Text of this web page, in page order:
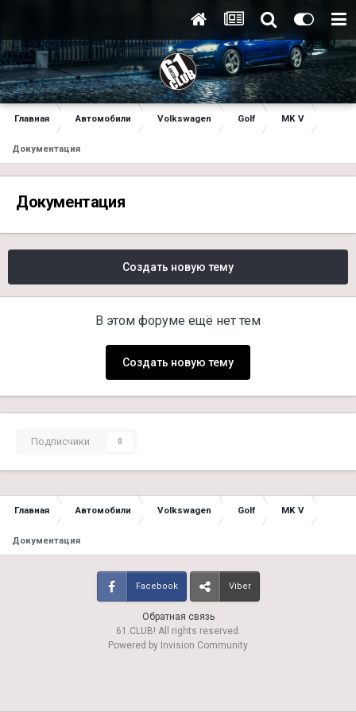
Главная Автомобили Volkswagen Golf MK V
Документация
Документация
Создать новую тему
В этом форуме ещё нет тем
Создать новую тему
Подписчики 0
Главная Автомобили Volkswagen Golf MK V
Документация
Обратная связь
Facebook Viber
61.CLUB! All rights reserved.
Powered by Invision Community